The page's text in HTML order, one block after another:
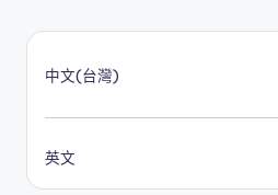
中文(台灣)
英文